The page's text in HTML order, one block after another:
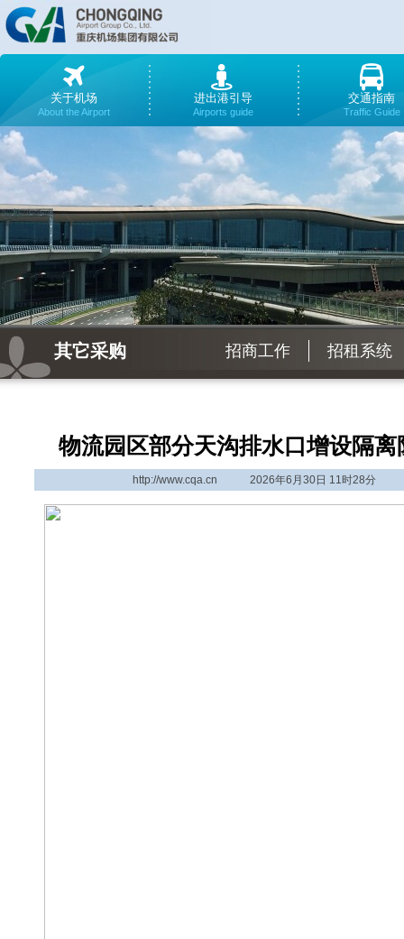
关于机场
About the Airport
进出港引导
Airports guide
交通指南
Traffic Guide
其它采购 招商工作 招租系统
物流园区部分天沟排水口增设隔
http://www.cqa.cn 2026年6月30日 11时28分